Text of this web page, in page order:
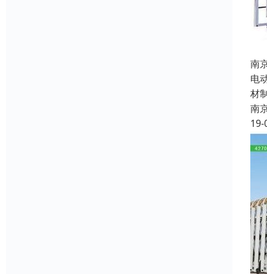
南
电
材
南
19-